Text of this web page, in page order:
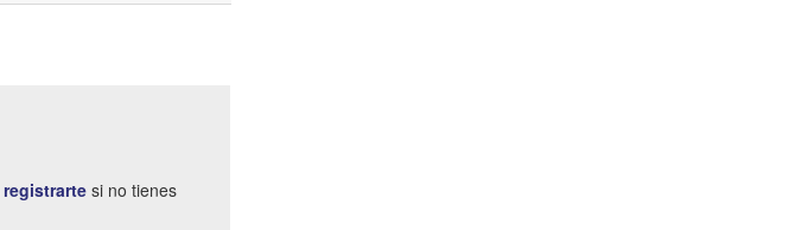
registrarte si no tienes